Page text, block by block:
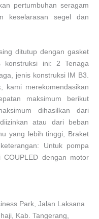
pertumbuhan seragam
keselarasan segel dan
ditutup dengan gasket
konstruksi ini: 2 Tenaga
jenis konstruksi IM B3.
kami merekomendasikan
maksimum berikut
dihasilkan dari
atau dari beban
yang lebih tinggi, Braket
Untuk pompa
dengan motor
Park, Jalan Laksana
Kab. Tangerang,